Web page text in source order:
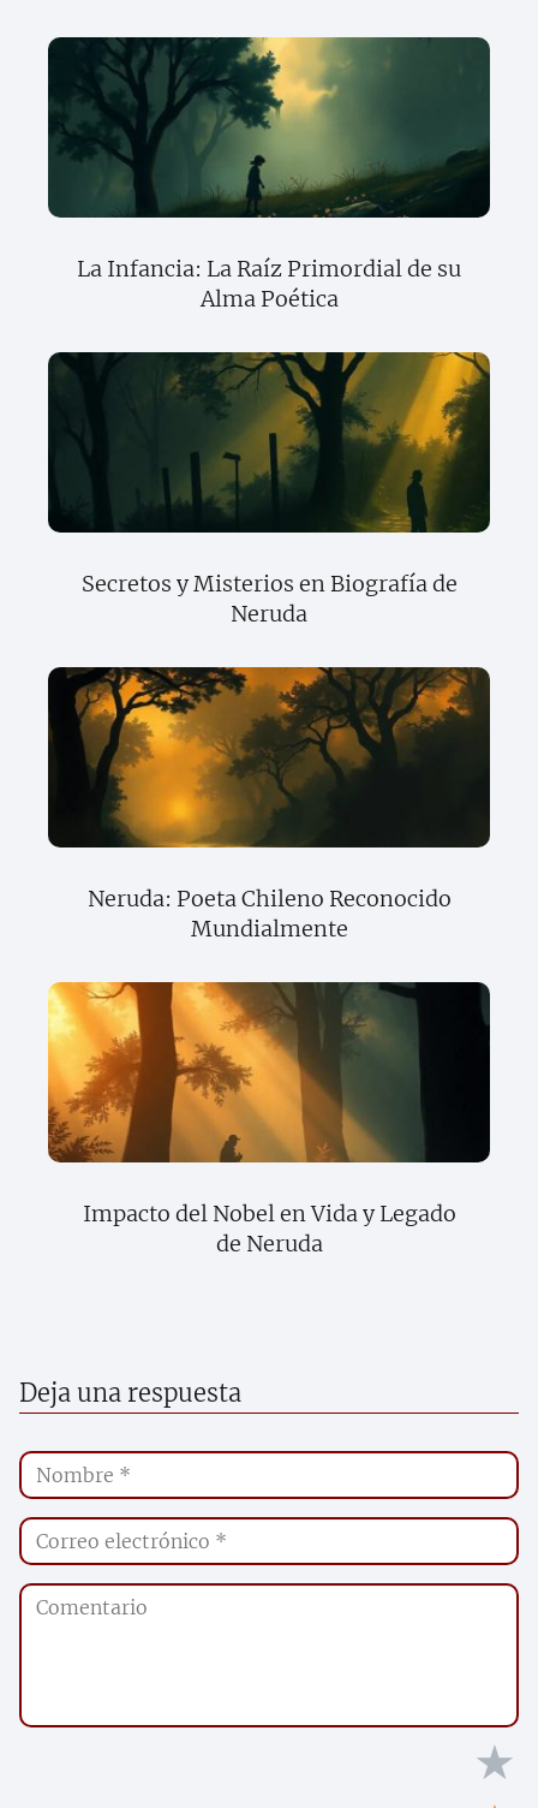
La Infancia: La Raíz Primordial de su
Alma Poética
Secretos y Misterios en Biografía de
Neruda
Neruda: Poeta Chileno Reconocido
Mundialmente
Impacto del Nobel en Vida y Legado
de Neruda
Deja una respuesta
★